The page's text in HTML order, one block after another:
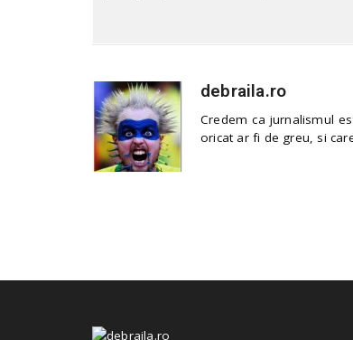
debraila.ro
Credem ca jurnalismul
oricat ar fi de greu, si